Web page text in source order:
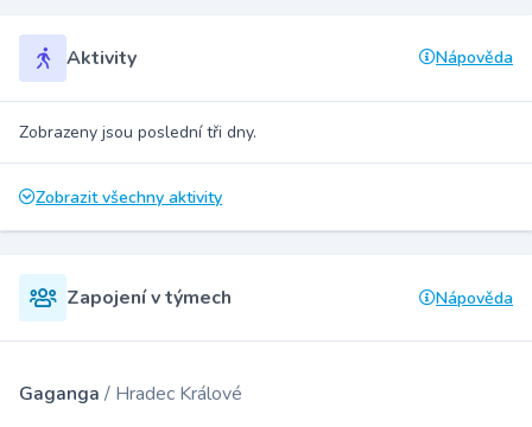
Aktivity Nápověda
Zobrazeny jsou poslední tři dny.
Zobrazit všechny aktivity
Zapojení v týmech Nápověda
Gaganga / Hradec Králové